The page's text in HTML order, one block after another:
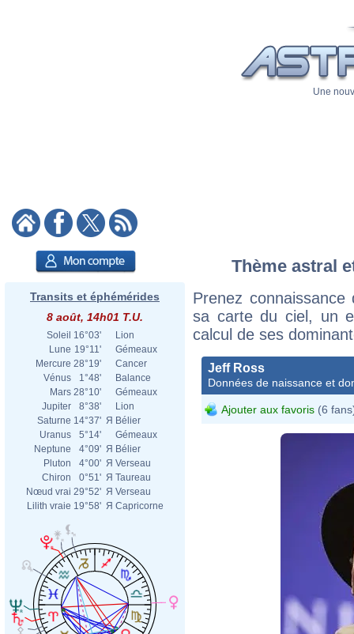
Une
Transits et éphémérides
8 août, 14h01 T.U.
Soleil 16°03'
Lion
Lune 19°11'
Gémeaux
Mercure 28°19'
Cancer
Vénus
1°48'
Balance
Mars 28°10'
Gémeaux
Jupiter
8°38'
Lion
Saturne 14°37' Я Bélier
Uranus
5°14'
Gémeaux
Neptune
4°09' Я Bélier
Pluton
4°00' Я Verseau
Chiron
0°51' Я Taureau
Nœud vrai 29°52' Я Verseau
Lilith vraie 19°58' Я Capricorne
Thème astral
Prenez
sa carte du ciel, un
calcul de ses
Jeff Ross
Données de naissance et
Ajouter aux favoris (6